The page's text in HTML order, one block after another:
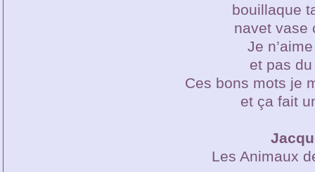
bouillaque
navet vase
Je
et pas
Ces bons mots je
et ça fait
Les Animaux